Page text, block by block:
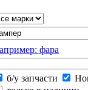
фара
б/у запчасти